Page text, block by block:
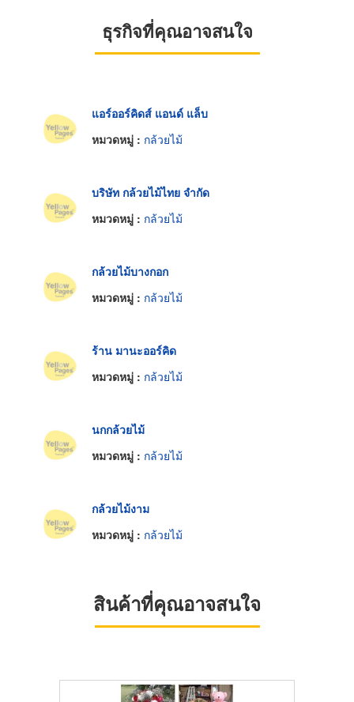
ธุรกิจที่คุณอาจสนใจ
แอร์ออร์คิดส์ แอนด์ แล็บ
หมวดหมู่ : กล้วยไม้
บริษัท กล้วยไม้ไทย จำกัด
หมวดหมู่ : กล้วยไม้
กล้วยไม้บางกอก
หมวดหมู่ : กล้วยไม้
ร้าน มานะออร์คิด
หมวดหมู่ : กล้วยไม้
นกกล้วยไม้
หมวดหมู่ : กล้วยไม้
กล้วยไม้งาม
หมวดหมู่ : กล้วยไม้
สินค้าที่คุณอาจสนใจ